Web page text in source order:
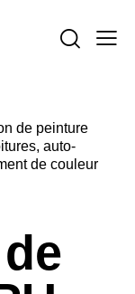
de peinture
auto-
de couleur